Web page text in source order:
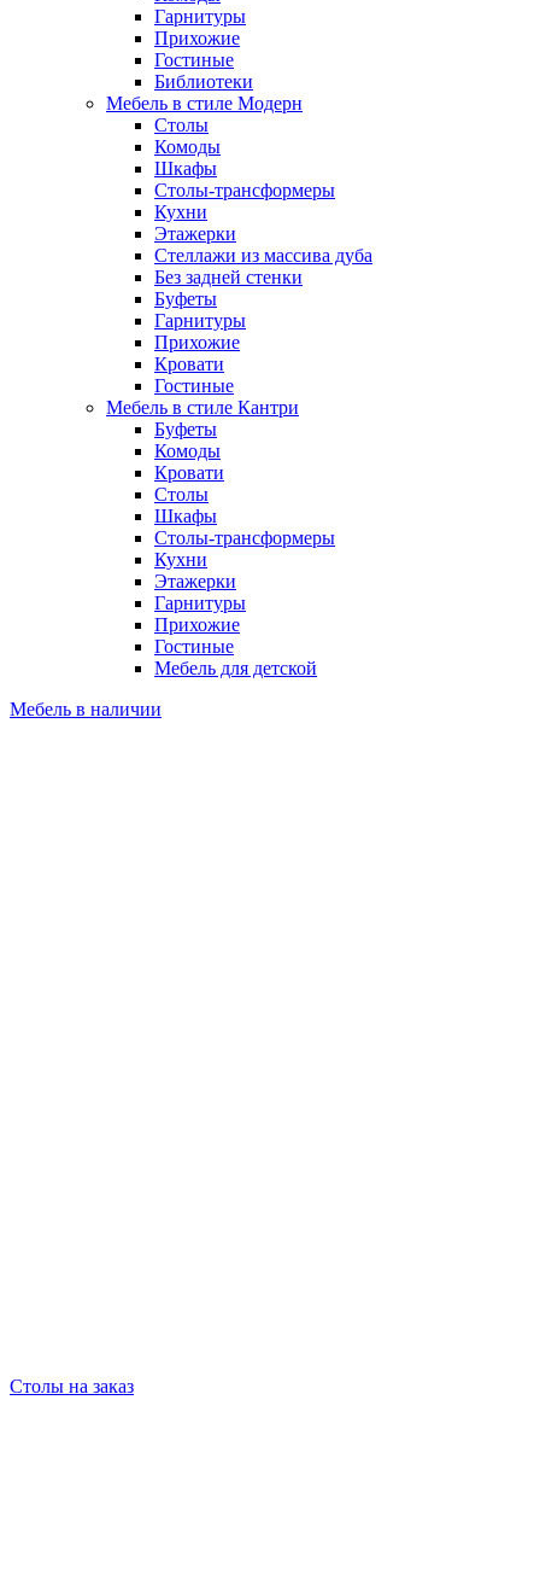
Гарнитуры
Прихожие
Гостиные
Библиотеки
Мебель в стиле Модерн
Столы
Комоды
Шкафы
Столы-трансформеры
Кухни
Этажерки
Стеллажи из массива дуба
Без задней стенки
Буфеты
Гарнитуры
Прихожие
Кровати
Гостиные
Мебель в стиле Кантри
Буфеты
Комоды
Кровати
Столы
Шкафы
Столы-трансформеры
Кухни
Этажерки
Гарнитуры
Прихожие
Гостиные
Мебель для детской
Мебель в наличии
Столы на заказ